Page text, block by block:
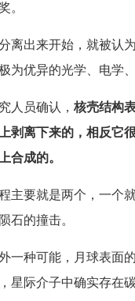
。
出来开始，就被认为
为优异的光学、电学、
员确认， 核壳结构
剥离下来的，相反它
合成的。
要就是两个，一个
石的撞击。
种可能，月球表面
星际介子中确实存在